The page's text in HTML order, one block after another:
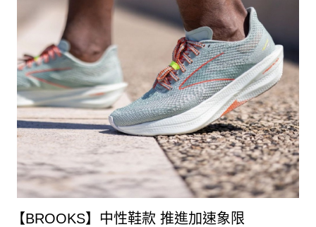
【BROOKS】中性鞋款 推進加速象限